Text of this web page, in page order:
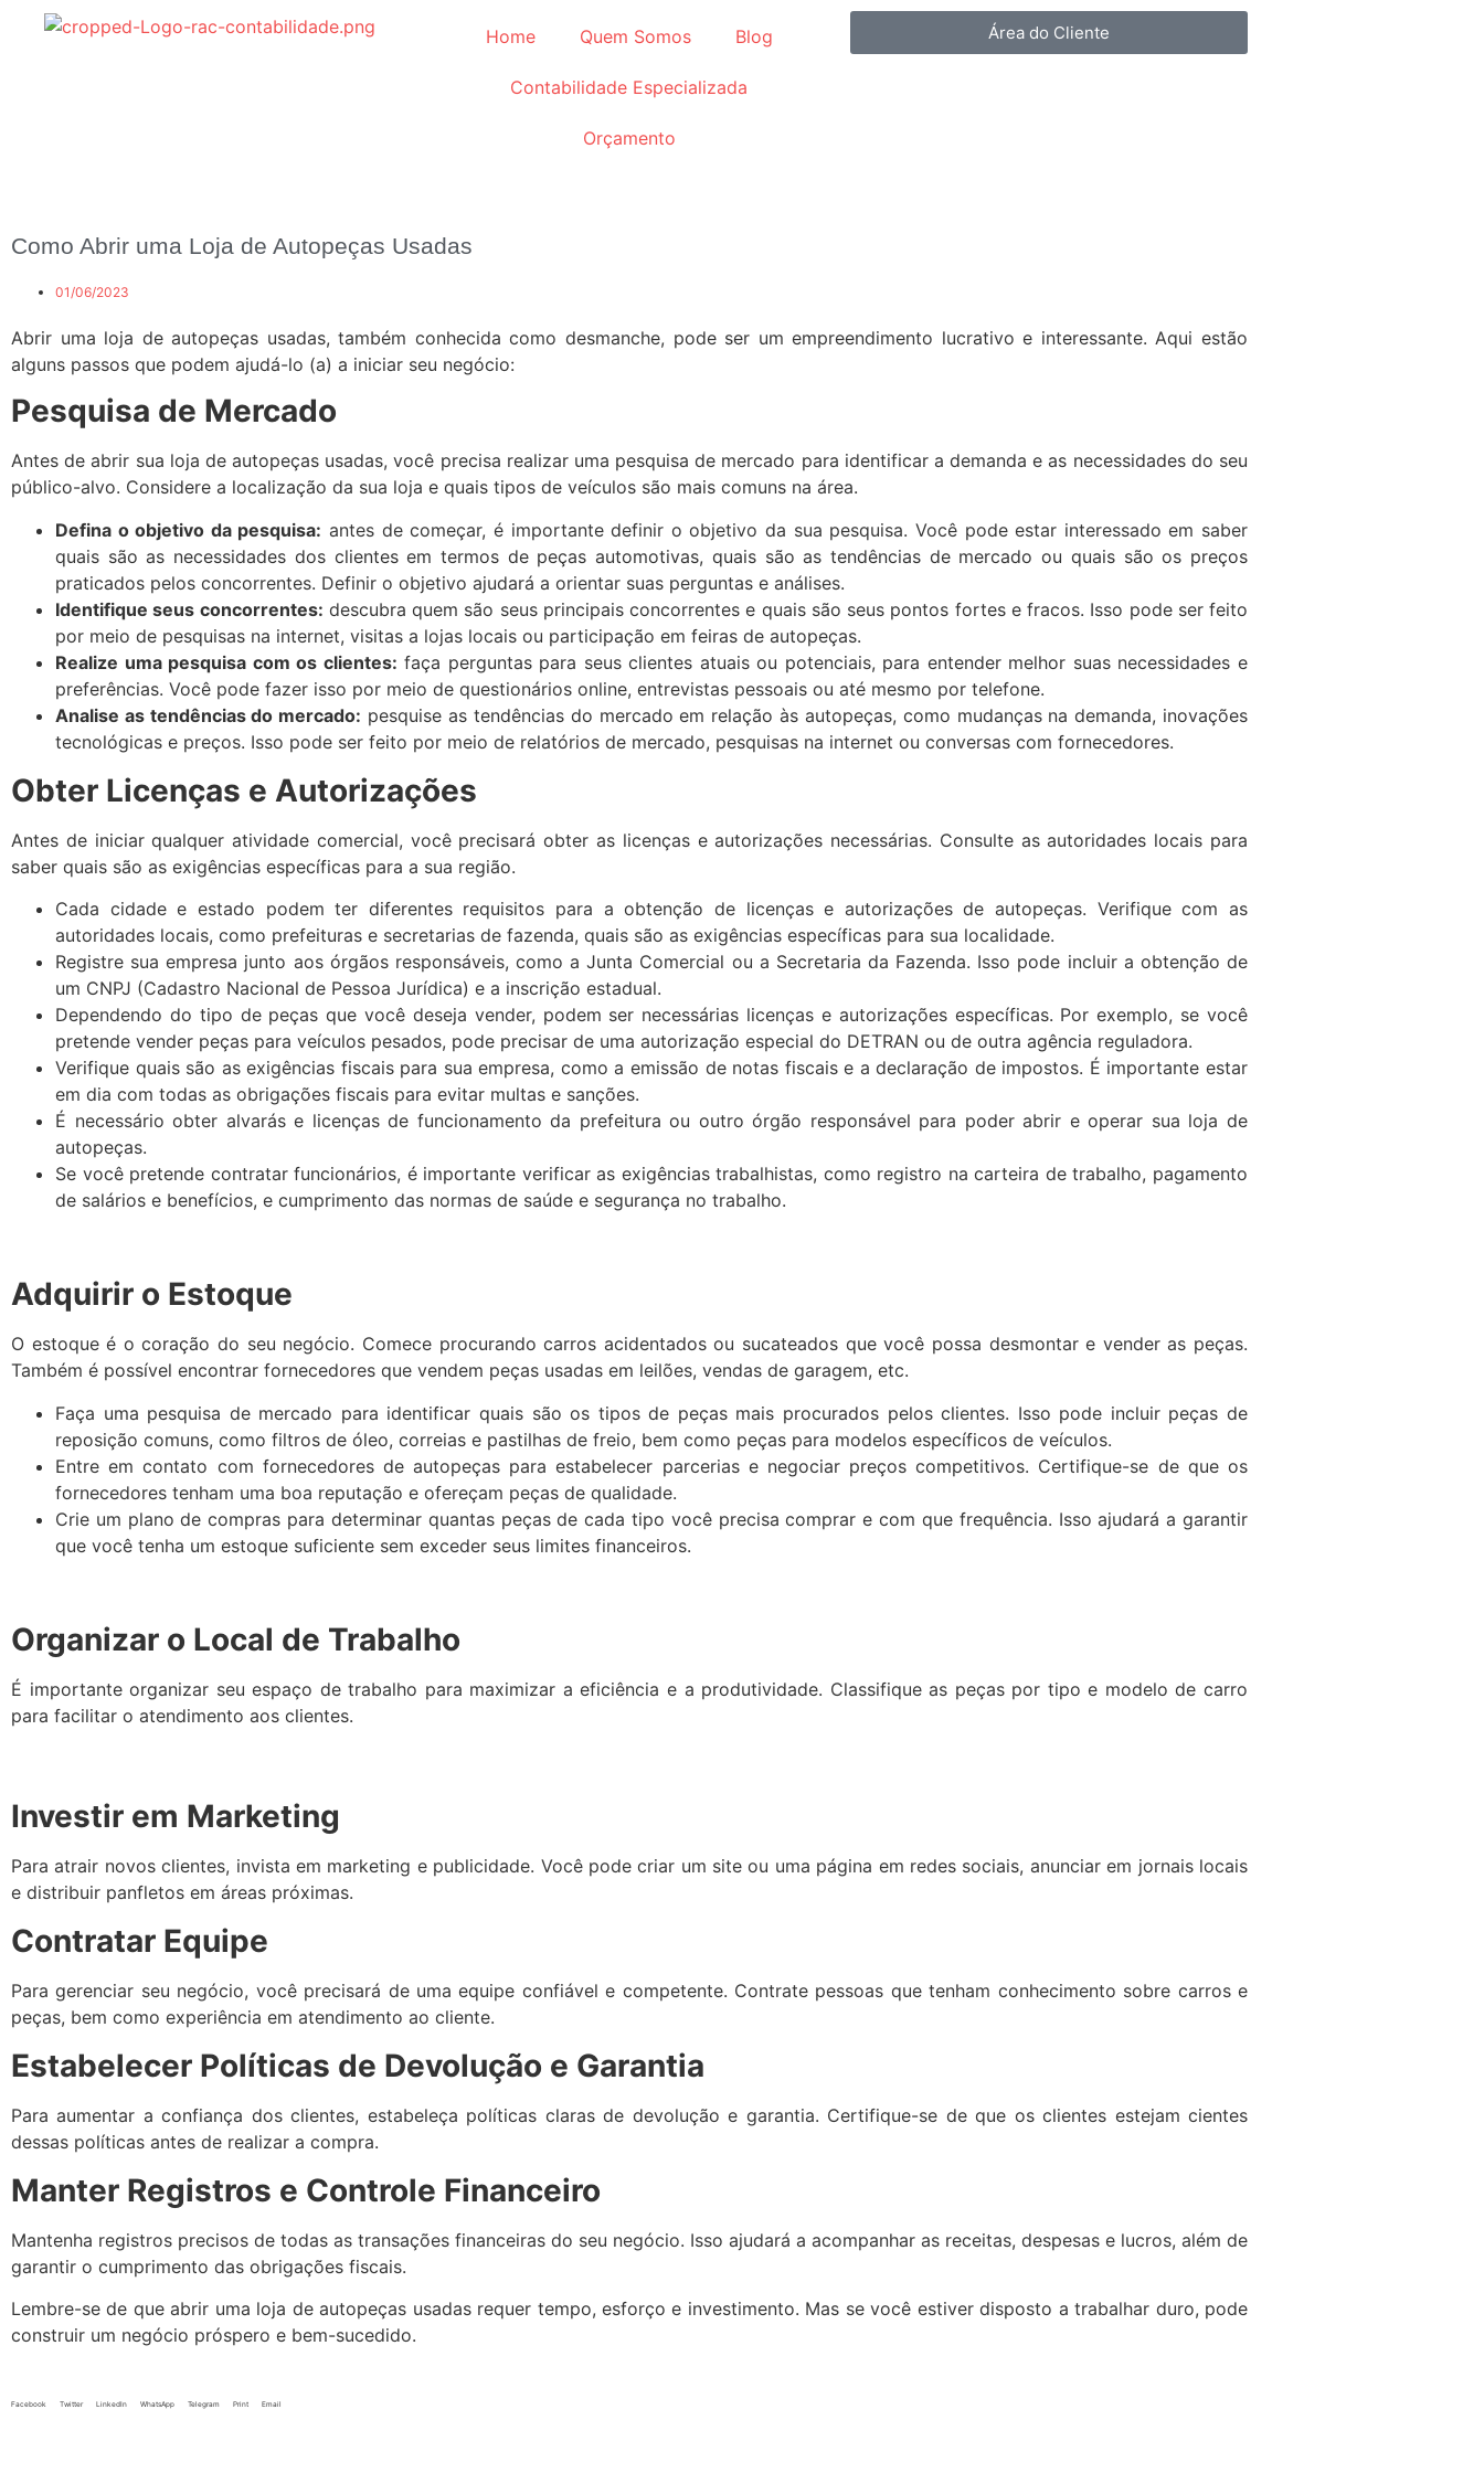
Home Quem Somos Blog
Contabilidade Especializada
Orçamento
Área do Cliente
Como Abrir uma Loja de Autopeças Usadas
01/06/2023
Abrir uma loja de autopeças usadas, também conhecida como desmanche, pode ser um empreendimento lucrativo e interessante. Aqui estão
alguns passos que podem ajudá-lo (a) a iniciar seu negócio:
Pesquisa de Mercado
Antes de abrir sua loja de autopeças usadas, você precisa realizar uma pesquisa de mercado para identificar a demanda e as necessidades do seu
público-alvo. Considere a localização da sua loja e quais tipos de veículos são mais comuns na área.
Defina o objetivo da pesquisa: antes de começar, é importante definir o objetivo da sua pesquisa. Você pode estar interessado em saber
quais são as necessidades dos clientes em termos de peças automotivas, quais são as tendências de mercado ou quais são os preços
praticados pelos concorrentes. Definir o objetivo ajudará a orientar suas perguntas e análises.
Identifique seus concorrentes: descubra quem são seus principais concorrentes e quais são seus pontos fortes e fracos. Isso pode ser feito
por meio de pesquisas na internet, visitas a lojas locais ou participação em feiras de autopeças.
Realize uma pesquisa com os clientes: faça perguntas para seus clientes atuais ou potenciais, para entender melhor suas necessidades e
preferências. Você pode fazer isso por meio de questionários online, entrevistas pessoais ou até mesmo por telefone.
Analise as tendências do mercado: pesquise as tendências do mercado em relação às autopeças, como mudanças na demanda, inovações
tecnológicas e preços. Isso pode ser feito por meio de relatórios de mercado, pesquisas na internet ou conversas com fornecedores.
Obter Licenças e Autorizações
Antes de iniciar qualquer atividade comercial, você precisará obter as licenças e autorizações necessárias. Consulte as autoridades locais para
saber quais são as exigências específicas para a sua região.
Cada cidade e estado podem ter diferentes requisitos para a obtenção de licenças e autorizações de autopeças. Verifique com as
autoridades locais, como prefeituras e secretarias de fazenda, quais são as exigências específicas para sua localidade.
Registre sua empresa junto aos órgãos responsáveis, como a Junta Comercial ou a Secretaria da Fazenda. Isso pode incluir a obtenção de
um CNPJ (Cadastro Nacional de Pessoa Jurídica) e a inscrição estadual.
Dependendo do tipo de peças que você deseja vender, podem ser necessárias licenças e autorizações específicas. Por exemplo, se você
pretende vender peças para veículos pesados, pode precisar de uma autorização especial do DETRAN ou de outra agência reguladora.
Verifique quais são as exigências fiscais para sua empresa, como a emissão de notas fiscais e a declaração de impostos. É importante estar
em dia com todas as obrigações fiscais para evitar multas e sanções.
É necessário obter alvarás e licenças de funcionamento da prefeitura ou outro órgão responsável para poder abrir e operar sua loja de
autopeças.
Se você pretende contratar funcionários, é importante verificar as exigências trabalhistas, como registro na carteira de trabalho, pagamento
de salários e benefícios, e cumprimento das normas de saúde e segurança no trabalho.
Adquirir o Estoque
O estoque é o coração do seu negócio. Comece procurando carros acidentados ou sucateados que você possa desmontar e vender as peças.
Também é possível encontrar fornecedores que vendem peças usadas em leilões, vendas de garagem, etc.
Faça uma pesquisa de mercado para identificar quais são os tipos de peças mais procurados pelos clientes. Isso pode incluir peças de
reposição comuns, como filtros de óleo, correias e pastilhas de freio, bem como peças para modelos específicos de veículos.
Entre em contato com fornecedores de autopeças para estabelecer parcerias e negociar preços competitivos. Certifique-se de que os
fornecedores tenham uma boa reputação e ofereçam peças de qualidade.
Crie um plano de compras para determinar quantas peças de cada tipo você precisa comprar e com que frequência. Isso ajudará a garantir
que você tenha um estoque suficiente sem exceder seus limites financeiros.
Organizar o Local de Trabalho
É importante organizar seu espaço de trabalho para maximizar a eficiência e a produtividade. Classifique as peças por tipo e modelo de carro
para facilitar o atendimento aos clientes.
Investir em Marketing
Para atrair novos clientes, invista em marketing e publicidade. Você pode criar um site ou uma página em redes sociais, anunciar em jornais locais
e distribuir panfletos em áreas próximas.
Contratar Equipe
Para gerenciar seu negócio, você precisará de uma equipe confiável e competente. Contrate pessoas que tenham conhecimento sobre carros e
peças, bem como experiência em atendimento ao cliente.
Estabelecer Políticas de Devolução e Garantia
Para aumentar a confiança dos clientes, estabeleça políticas claras de devolução e garantia. Certifique-se de que os clientes estejam cientes
dessas políticas antes de realizar a compra.
Manter Registros e Controle Financeiro
Mantenha registros precisos de todas as transações financeiras do seu negócio. Isso ajudará a acompanhar as receitas, despesas e lucros, além de
garantir o cumprimento das obrigações fiscais.
Lembre-se de que abrir uma loja de autopeças usadas requer tempo, esforço e investimento. Mas se você estiver disposto a trabalhar duro, pode
construir um negócio próspero e bem-sucedido.
Facebook Twitter LinkedIn WhatsApp Telegram Print Email